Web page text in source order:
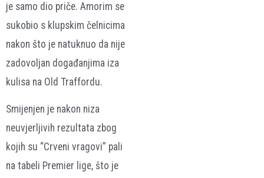
je samo dio priče. Amorim se
sukobio s klupskim čelnicima
nakon što je natuknuo da nije
zadovoljan događanjima iza
kulisa na Old Traffordu.
Smijenjen je nakon niza
neuvjerljivih rezultata zbog
kojih su “Crveni vragovi” pali
na tabeli Premier lige, što je